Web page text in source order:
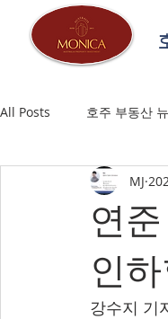
All Posts 호주 부동산
연
인
MJ
강수지 기